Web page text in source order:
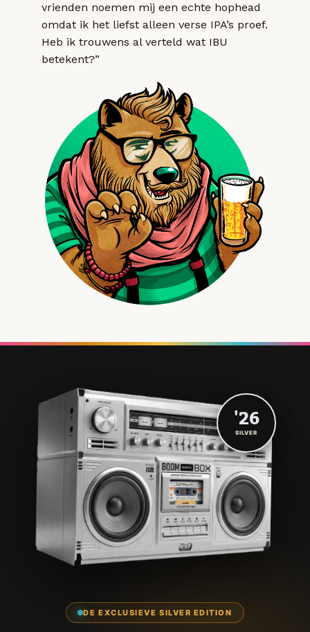
vrienden noemen mij een echte hophead
omdat ik het liefst alleen verse IPA’s proef.
Heb ik trouwens al verteld wat IBU
betekent?”
DE EXCLUSIEVE SILVER EDITION
'26
SILVER